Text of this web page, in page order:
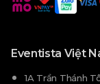
Eventista Việt
1A Trần Thánh